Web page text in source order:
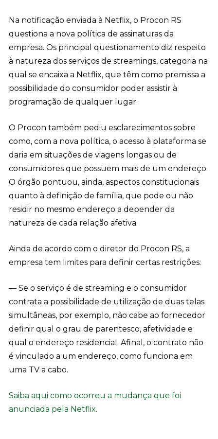
Na notificação enviada à Netflix, o Procon RS
questiona a nova política de assinaturas da
empresa. Os principal questionamento diz respeito
à natureza dos serviços de streamings, categoria na
qual se encaixa a Netflix, que têm como premissa a
possibilidade do consumidor poder assistir à
programação de qualquer lugar.
O Procon também pediu esclarecimentos sobre
como, com a nova política, o acesso à plataforma se
daria em situações de viagens longas ou de
consumidores que possuem mais de um endereço.
O órgão pontuou, ainda, aspectos constitucionais
quanto à definição de família, que pode ou não
residir no mesmo endereço a depender da
natureza de cada relação afetiva.
Ainda de acordo com o diretor do Procon RS, a
empresa tem limites para definir certas restrições:
— Se o serviço é de streaming e o consumidor
contrata a possibilidade de utilização de duas telas
simultâneas, por exemplo, não cabe ao fornecedor
definir qual o grau de parentesco, afetividade e
qual o endereço residencial. Afinal, o contrato não
é vinculado a um endereço, como funciona em
uma TV a cabo.
Saiba aqui como ocorreu a mudança que foi
anunciada pela Netflix.